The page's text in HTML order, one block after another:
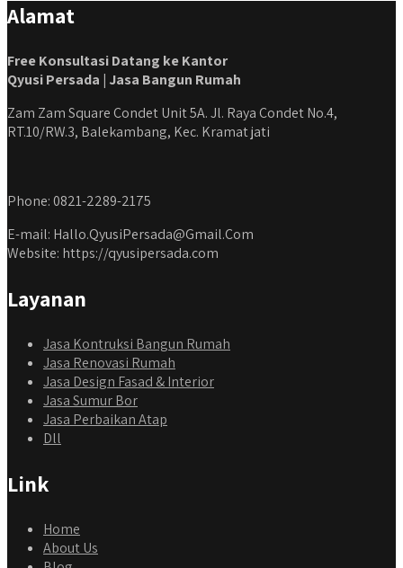
Alamat
Free Konsultasi Datang ke Kantor
Qyusi Persada | Jasa Bangun Rumah
Zam Zam Square Condet Unit 5A. Jl. Raya Condet No.4,
RT.10/RW.3, Balekambang, Kec. Kramat jati
Phone: 0821-2289-2175
E-mail: Hallo.QyusiPersada@Gmail.Com
Website: https://qyusipersada.com
Layanan
Jasa Kontruksi Bangun Rumah
Jasa Renovasi Rumah
Jasa Design Fasad & Interior
Jasa Sumur Bor
Jasa Perbaikan Atap
Dll
Link
Home
About Us